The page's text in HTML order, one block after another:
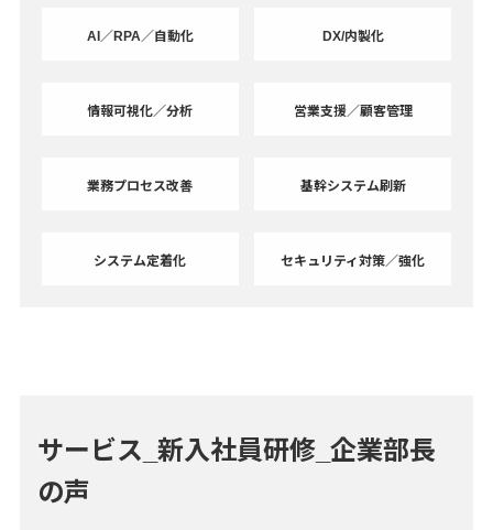
AI／RPA／自動化 DX/内製化
情報可視化／分析 営業支援／顧客管理
業務プロセス改善 基幹システム刷新
システム定着化 セキュリティ対策／強化
サービス_新入社員研修_企業部長
の声